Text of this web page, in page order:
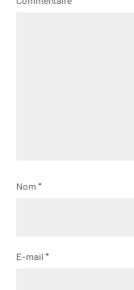
Nom *
E-mail *